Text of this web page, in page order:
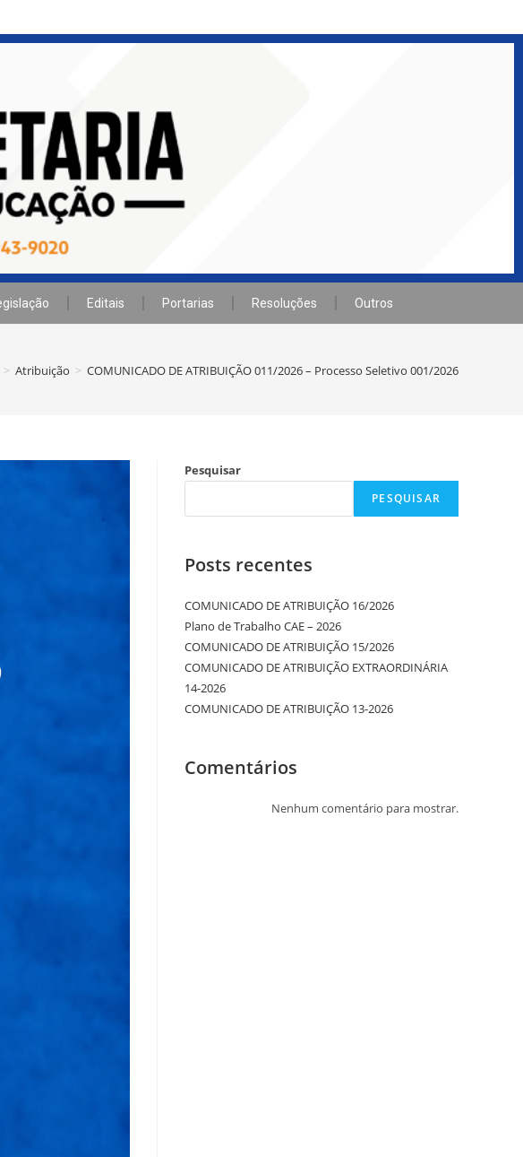
Editais Portarias Resoluções Outros
> Atribuição > COMUNICADO DE ATRIBUIÇÃO 011/2026 – Processo Seletivo 001/2026
Pesquisar
PESQUISAR
Posts recentes
COMUNICADO DE ATRIBUIÇÃO 16/2026
Plano de Trabalho CAE – 2026
COMUNICADO DE ATRIBUIÇÃO 15/2026
COMUNICADO DE ATRIBUIÇÃO EXTRAORDINÁRIA
14-2026
COMUNICADO DE ATRIBUIÇÃO 13-2026
Comentários
Nenhum comentário para mostrar.